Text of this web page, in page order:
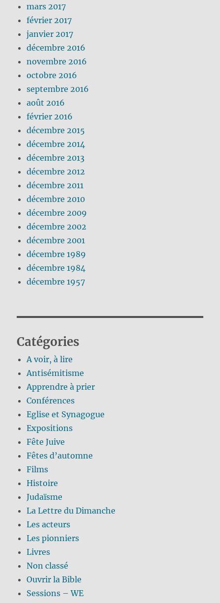
mars 2017
février 2017
janvier 2017
décembre 2016
novembre 2016
octobre 2016
septembre 2016
août 2016
février 2016
décembre 2015
décembre 2014
décembre 2013
décembre 2012
décembre 2011
décembre 2010
décembre 2009
décembre 2002
décembre 2001
décembre 1989
décembre 1984
décembre 1957
Catégories
A voir, à lire
Antisémitisme
Apprendre à prier
Conférences
Eglise et Synagogue
Expositions
Fête Juive
Fêtes d’automne
Films
Histoire
Judaïsme
La Lettre du Dimanche
Les acteurs
Les pionniers
Livres
Non classé
Ouvrir la Bible
Sessions – WE